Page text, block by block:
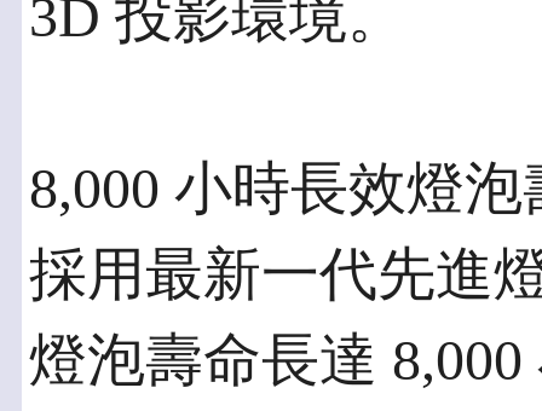
3D 投影環境。
8,000 小時長效燈泡
採用最新一代先進
燈泡壽命長達